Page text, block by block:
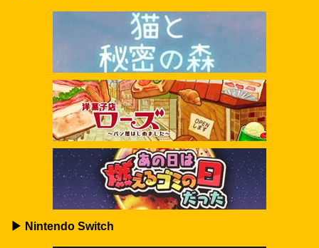
▶ Nintendo Switch